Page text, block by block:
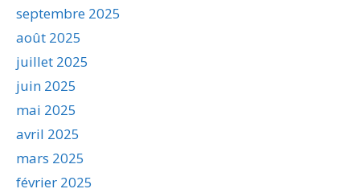
septembre 2025
août 2025
juillet 2025
juin 2025
mai 2025
avril 2025
mars 2025
février 2025